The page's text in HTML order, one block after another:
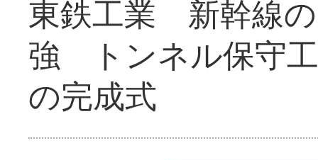
東鉄工業 新幹線
強 トンネル保守
の完成式